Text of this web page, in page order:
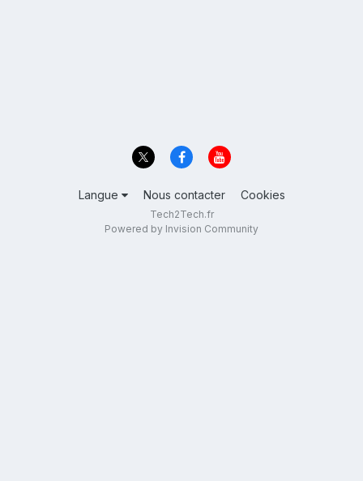
Langue Nous contacter Cookies
Tech2Tech.fr
Powered by Invision Community